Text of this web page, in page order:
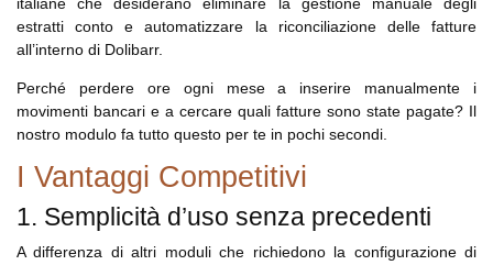
italiane che desiderano eliminare la gestione manuale degli
estratti conto e automatizzare la riconciliazione delle fatture
all’interno di Dolibarr.
Perché perdere ore ogni mese a inserire manualmente i
movimenti bancari e a cercare quali fatture sono state pagate? Il
nostro modulo fa tutto questo per te in pochi secondi.
I Vantaggi Competitivi
1. Semplicità d’uso senza precedenti
A differenza di altri moduli che richiedono la configurazione di